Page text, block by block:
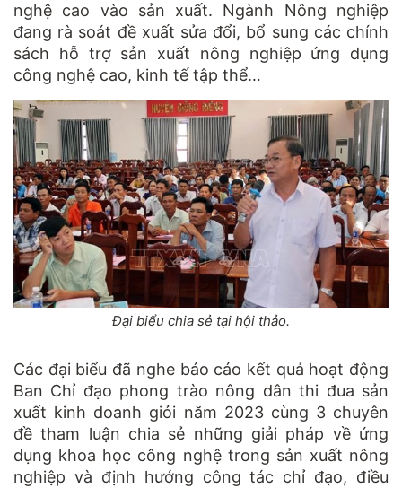
nghệ cao vào sản xuất. Ngành Nông nghiệp
đang rà soát đề xuất sửa đổi, bổ sung các chính
sách hỗ trợ sản xuất nông nghiệp ứng dụng
công nghệ cao, kinh tế tập thể…
Đại biểu chia sẻ tại hội thảo.
Các đại biểu đã nghe báo cáo kết quả hoạt động
Ban Chỉ đạo phong trào nông dân thi đua sản
xuất kinh doanh giỏi năm 2023 cùng 3 chuyên
đề tham luận chia sẻ những giải pháp về ứng
dụng khoa học công nghệ trong sản xuất nông
nghiệp và định hướng công tác chỉ đạo, điều